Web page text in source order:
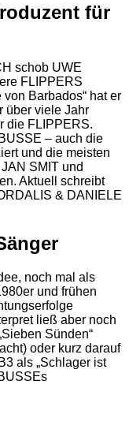
für
schob UWE
FLIPPERS
Barbados“ hat er
über viele Jahr
die FLIPPERS.
– auch die
und die meisten
SMIT und
Aktuell schreibt
& DANIELE
noch mal als
und frühen
ließ aber noch
Sünden“
oder kurz darauf
als „Schlager ist